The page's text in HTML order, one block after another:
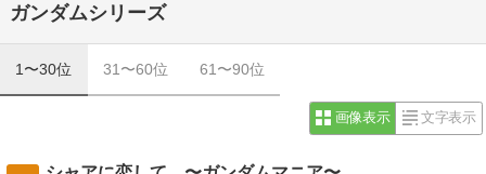
ガンダムシリーズ
1〜30位 31〜60位 61〜90位
画像表示 文字表示